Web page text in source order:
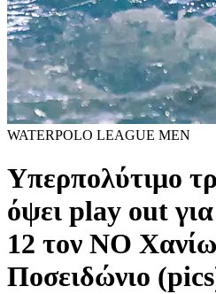
WATERPOLO LEAGUE MEN
Υπερπολύτιμο
όψει play out
12 τον ΝΟ
Ποσειδώνιο